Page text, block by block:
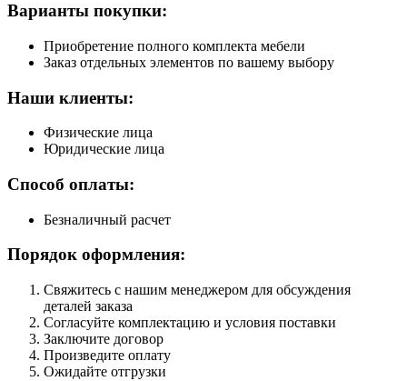
Варианты покупки:
Приобретение полного комплекта мебели
Заказ отдельных элементов по вашему выбору
Наши клиенты:
Физические лица
Юридические лица
Способ оплаты:
Безналичный расчет
Порядок оформления:
Свяжитесь с нашим менеджером для обсуждения
деталей заказа
Согласуйте комплектацию и условия поставки
Заключите договор
Произведите оплату
Ожидайте отгрузки